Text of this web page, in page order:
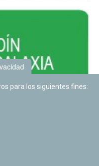
para los siguientes fines: